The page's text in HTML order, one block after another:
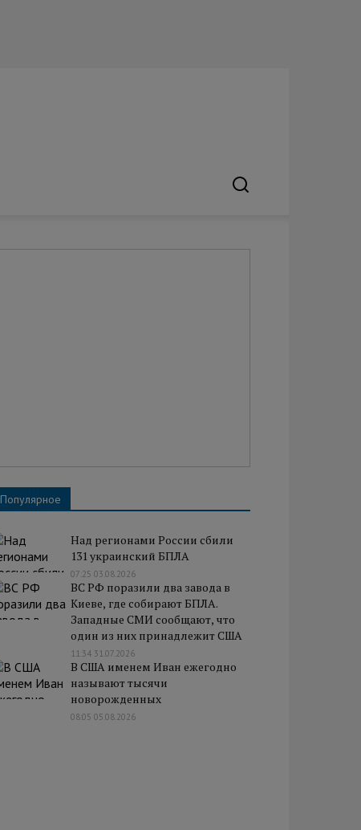
Популярное
Над регионами России сбили
131 украинский БПЛА
07:25 03.08.2026
ВС РФ поразили два завода в
Киеве, где собирают БПЛА.
Западные СМИ сообщают, что
один из них принадлежит США
11:34 31.07.2026
В США именем Иван ежегодно
называют тысячи
новорожденных
08:05 05.08.2026